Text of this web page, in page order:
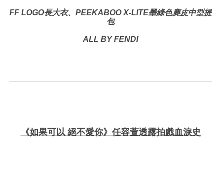
FF LOGO長大衣、PEEKABOO X-LITE墨綠色麂皮中型提
包
ALL BY FENDI
《如果可以 絕不愛你》任容萱透露拍戲血淚史